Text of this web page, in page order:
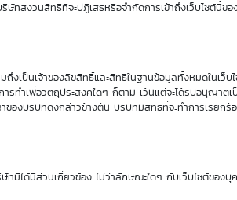
สงวนสิทธิที่จะปฏิเสธหรือจำกัดการเข้าถึงเว็บไซต์นี้ข
ป็นเจ้าของลิขสิทธิ์และสิทธิในฐานข้อมูลทั้งหมดในเว็บ
รทำเพื่อวัตถุประสงค์ใดๆ ก็ตาม เว้นแต่จะได้รับอนุญา
งบริษัทดังกล่าวข้างต้น บริษัทมีสิทธิที่จะทำการเรียกร้
มิได้มีส่วนเกี่ยวข้อง ไม่ว่าลักษณะใดๆ กับเว็บไซต์ของ
-1.38 %
องต้นของ TIDLOR01C2611A